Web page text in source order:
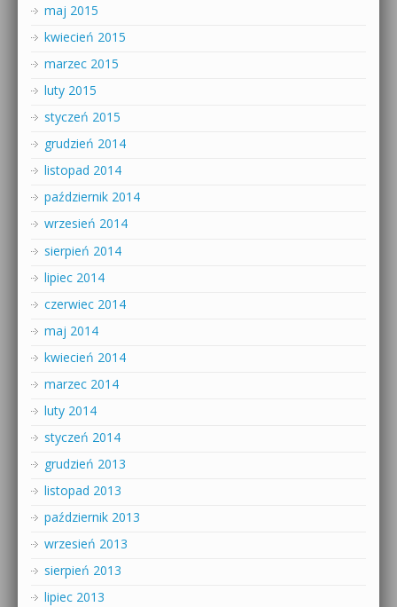
maj 2015
kwiecień 2015
marzec 2015
luty 2015
styczeń 2015
grudzień 2014
listopad 2014
październik 2014
wrzesień 2014
sierpień 2014
lipiec 2014
czerwiec 2014
maj 2014
kwiecień 2014
marzec 2014
luty 2014
styczeń 2014
grudzień 2013
listopad 2013
październik 2013
wrzesień 2013
sierpień 2013
lipiec 2013